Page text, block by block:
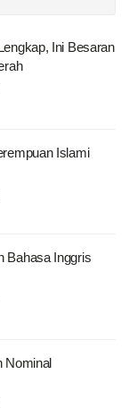
Ini Besaran
Islami
Bahasa Inggris
Nominal